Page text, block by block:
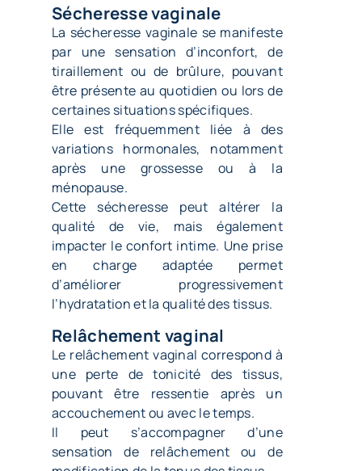
Sécheresse vaginale
La sécheresse vaginale se manifeste
par une sensation d’inconfort, de
tiraillement ou de brûlure, pouvant
être présente au quotidien ou lors de
certaines situations spécifiques.
Elle est fréquemment liée à des
variations hormonales, notamment
après une grossesse ou à la
ménopause.
Cette sécheresse peut altérer la
qualité de vie, mais également
impacter le confort intime. Une prise
en charge adaptée permet
d’améliorer progressivement
l’hydratation et la qualité des tissus.
Relâchement vaginal
Le relâchement vaginal correspond à
une perte de tonicité des tissus,
pouvant être ressentie après un
accouchement ou avec le temps.
Il peut s’accompagner d’une
sensation de relâchement ou de